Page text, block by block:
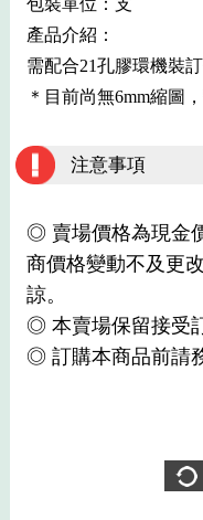
產品介紹：
需配合21孔膠環機裝訂
＊目前尚無6mm縮圖
注意事項
◎ 賣場價格為現金
商價格變動不及更
諒。
◎ 本賣場保留接受
◎ 訂購本商品前請